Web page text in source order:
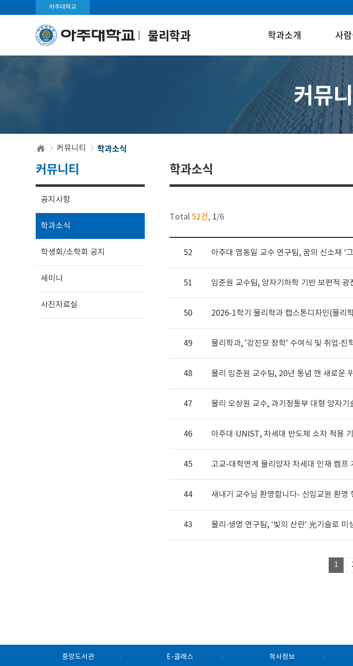
아주대학교
물리학과 학과소개 사
커뮤
커뮤니티 학과소식
커뮤니티
공지사항
학과소식
학생회/소학회 공지
세미나
사진자료실
학과소식
Total 52건, 1/6
52 아주대 염동일 교수 연구팀, 꿈의 신소재 ‘
51 임준원 교수팀, 양자기하학 기반 보편적 광
50 2026-1학기 물리학과 캡스톤디자인(물리
49 물리학과, '강진모 장학' 수여식 및 취업·진
48 물리 임준원 교수팀, 20년 통념 깬 새로운
47 물리 오상원 교수, 과기정통부 대형 양자기
46 아주대∙UNIST, 차세대 반도체 소자 적용
45 고교-대학연계 물리양자 차세대 인재 캠프
44 새내기 교수님 환영합니다- 신임교원 환영
43 물리·생명 연구팀, ‘빛의 산란’ 光기술로 미
1
중앙도서관 E-클래스 학사정보